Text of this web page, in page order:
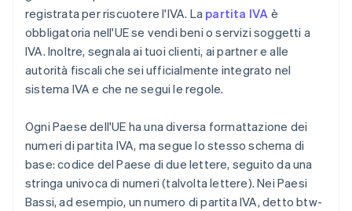
registrata per riscuotere l'IVA. La partita IVA è
obbligatoria nell'UE se vendi beni o servizi soggetti a
IVA. Inoltre, segnala ai tuoi clienti, ai partner e alle
autorità fiscali che sei ufficialmente integrato nel
sistema IVA e che ne segui le regole.
Ogni Paese dell'UE ha una diversa formattazione dei
numeri di partita IVA, ma segue lo stesso schema di
base: codice del Paese di due lettere, seguito da una
stringa univoca di numeri (talvolta lettere). Nei Paesi
Bassi, ad esempio, un numero di partita IVA, detto btw-